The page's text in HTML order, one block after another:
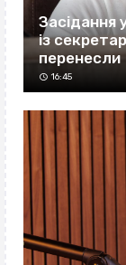
Засідання
із
перенесли
16:45